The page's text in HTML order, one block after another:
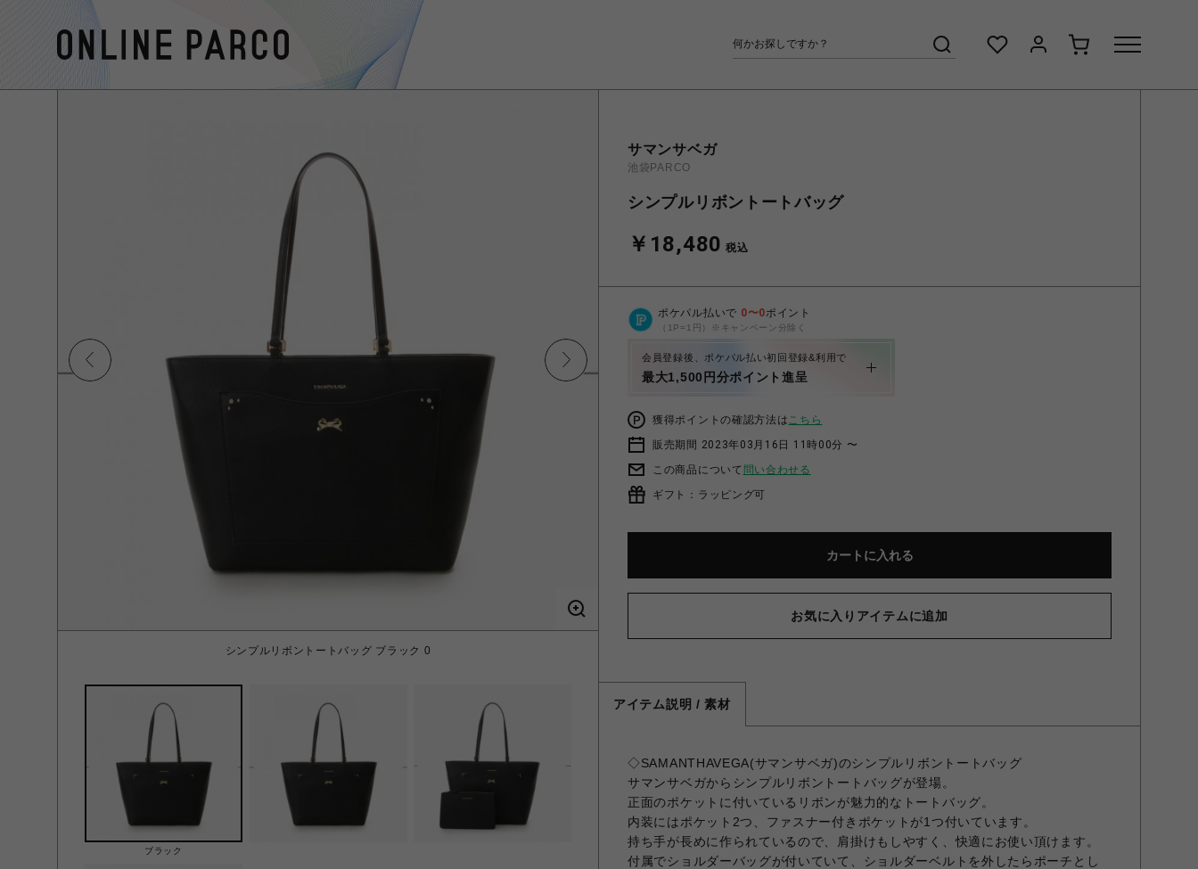
シンプルリボントートバッグ ブラック 0
ブラック
サマンサベガ
池袋PARCO
シンプルリボントートバッグ
￥18,480 税込
ポケパル払いで 0〜0ポイント
（1P=1円）※キャンペーン分除く
会員登録後、ポケパル払い初回登録&利用で
最大1,500円分ポイント進呈
獲得ポイントの確認方法はこちら
販売期間 2023年03月16日 11時00分 〜
この商品について 問い合わせる
ギフト：ラッピング可
カートに入れる
お気に入りアイテムに追加
アイテム説明 / 素材
◇SAMANTHAVEGA(サマンサベガ)のシンプルリボントートバッグ
サマンサベガからシンプルリボントートバッグが登場。
正面のポケットに付いているリボンが魅力的なトートバッグ。
内装にはポケット2つ、ファスナー付きポケットが1つ付いています。
持ち手が長めに作られているので、肩掛けもしやすく、快適にお使い頂けます。
付属でショルダーバッグが付いていて、ショルダーベルトを外したらポーチとし